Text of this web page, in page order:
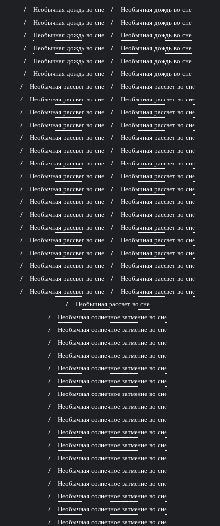
Необычная дождь во сне
Необычная дождь во сне
Необычная дождь во сне
Необычная дождь во сне
Необычная дождь во сне
Необычная дождь во сне
Необычная дождь во сне
Необычная дождь во сне
Необычная дождь во сне
Необычная дождь во сне
Необычная дождь во сне
Необычная дождь во сне
Необычная рассвет во сне
Необычная рассвет во сне
Необычная рассвет во сне
Необычная рассвет во сне
Необычная рассвет во сне
Необычная рассвет во сне
Необычная рассвет во сне
Необычная рассвет во сне
Необычная рассвет во сне
Необычная рассвет во сне
Необычная рассвет во сне
Необычная рассвет во сне
Необычная рассвет во сне
Необычная рассвет во сне
Необычная рассвет во сне
Необычная рассвет во сне
Необычная рассвет во сне
Необычная рассвет во сне
Необычная рассвет во сне
Необычная рассвет во сне
Необычная рассвет во сне
Необычная рассвет во сне
Необычная рассвет во сне
Необычная рассвет во сне
Необычная рассвет во сне
Необычная рассвет во сне
Необычная рассвет во сне
Необычная рассвет во сне
Необычная рассвет во сне
Необычная рассвет во сне
Необычная рассвет во сне
Необычная рассвет во сне
Необычная рассвет во сне
Необычная рассвет во сне
Необычная рассвет во сне
Необычная солнечное затмение во сне
Необычная солнечное затмение во сне
Необычная солнечное затмение во сне
Необычная солнечное затмение во сне
Необычная солнечное затмение во сне
Необычная солнечное затмение во сне
Необычная солнечное затмение во сне
Необычная солнечное затмение во сне
Необычная солнечное затмение во сне
Необычная солнечное затмение во сне
Необычная солнечное затмение во сне
Необычная солнечное затмение во сне
Необычная солнечное затмение во сне
Необычная солнечное затмение во сне
Необычная солнечное затмение во сне
Необычная солнечное затмение во сне
Необычная солнечное затмение во сне